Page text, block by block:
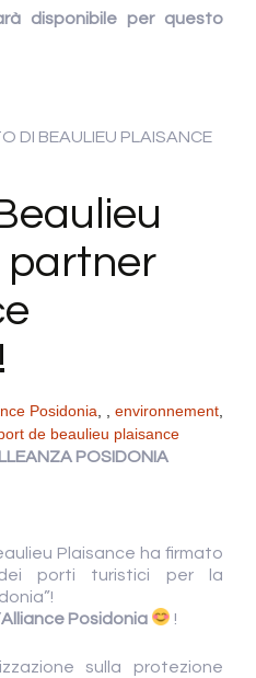
disponibile per questo
DI BEAULIEU PLAISANCE
partner
Posidonia environnement
de beaulieu plaisance
POSIDONIA
Plaisance ha firmato
dei porti turistici per la
Alliance Posidonia !
sulla protezione